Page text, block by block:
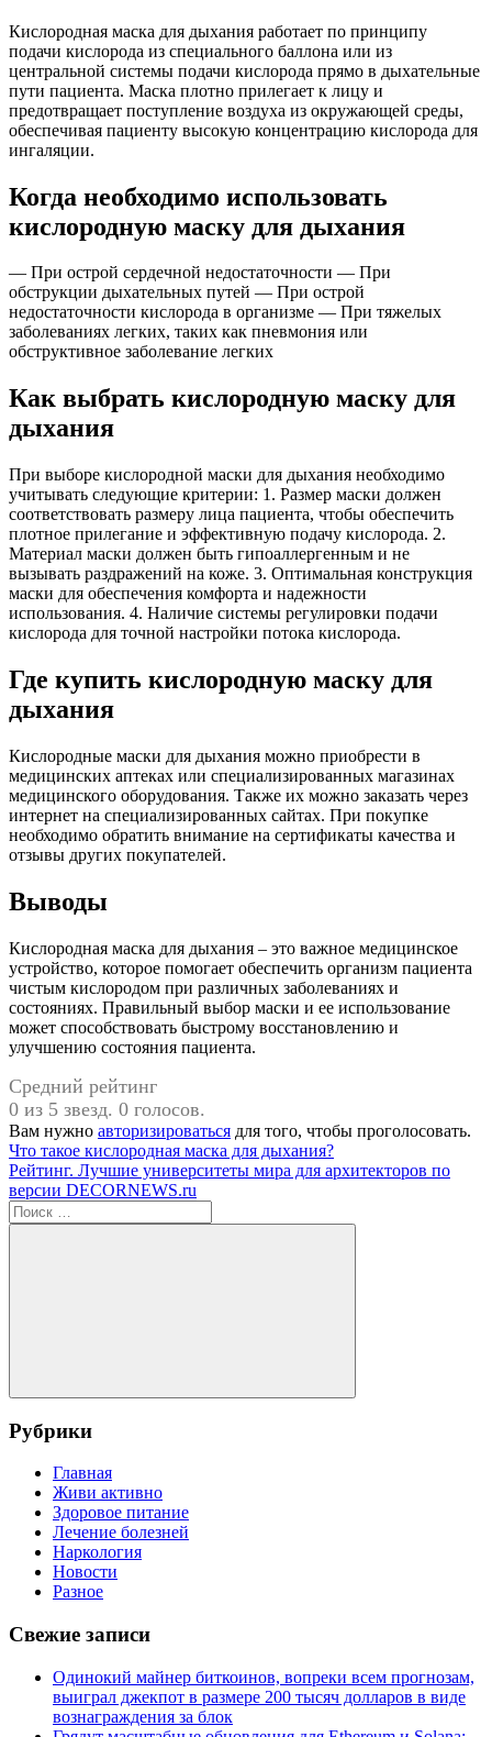
Кислородная маска для дыхания работает по принципу
подачи кислорода из специального баллона или из
центральной системы подачи кислорода прямо в дыхательные
пути пациента. Маска плотно прилегает к лицу и
предотвращает поступление воздуха из окружающей среды,
обеспечивая пациенту высокую концентрацию кислорода для
ингаляции.
Когда необходимо использовать
кислородную маску для дыхания
— При острой сердечной недостаточности — При
обструкции дыхательных путей — При острой
недостаточности кислорода в организме — При тяжелых
заболеваниях легких, таких как пневмония или
обструктивное заболевание легких
Как выбрать кислородную маску для
дыхания
При выборе кислородной маски для дыхания необходимо
учитывать следующие критерии: 1. Размер маски должен
соответствовать размеру лица пациента, чтобы обеспечить
плотное прилегание и эффективную подачу кислорода. 2.
Материал маски должен быть гипоаллергенным и не
вызывать раздражений на коже. 3. Оптимальная конструкция
маски для обеспечения комфорта и надежности
использования. 4. Наличие системы регулировки подачи
кислорода для точной настройки потока кислорода.
Где купить кислородную маску для
дыхания
Кислородные маски для дыхания можно приобрести в
медицинских аптеках или специализированных магазинах
медицинского оборудования. Также их можно заказать через
интернет на специализированных сайтах. При покупке
необходимо обратить внимание на сертификаты качества и
отзывы других покупателей.
Выводы
Кислородная маска для дыхания – это важное медицинское
устройство, которое помогает обеспечить организм пациента
чистым кислородом при различных заболеваниях и
состояниях. Правильный выбор маски и ее использование
может способствовать быстрому восстановлению и
улучшению состояния пациента.
Средний рейтинг
0 из 5 звезд. 0 голосов.
Вам нужно авторизироваться для того, чтобы проголосовать.
Навигация
по
записям
Предыдущая
запись:
Что такое кислородная маска для дыхания?
Следующая
запись:
Рейтинг. Лучшие университеты мира для архитекторов по
версии DECORNEWS.ru
Поиск
для:
Поиск
Рубрики
Главная
Живи активно
Здоровое питание
Лечение болезней
Наркология
Новости
Разное
Свежие записи
Одинокий майнер биткоинов, вопреки всем прогнозам,
выиграл джекпот в размере 200 тысяч долларов в виде
вознаграждения за блок